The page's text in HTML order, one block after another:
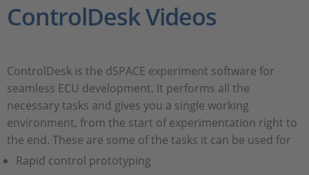
Carrières
ControlDesk Videos
ControlDesk is the dSPACE experiment software for
seamless ECU development. It performs all the
necessary tasks and gives you a single working
environment, from the start of experimentation right to
the end. These are some of the tasks it can be used for
Rapid control prototyping